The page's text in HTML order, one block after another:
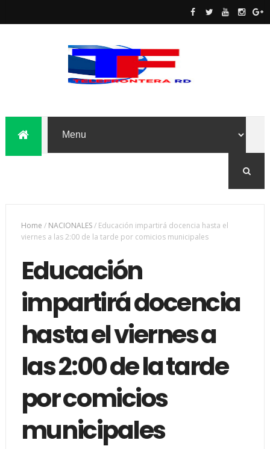
Home / NACIONALES/ Educación impartirá docencia hasta el
viernes a las 2:00 de la tarde por comicios municipales
Educación
impartirá docencia
hasta el viernes a
las 2:00 de la tarde
por comicios
municipales